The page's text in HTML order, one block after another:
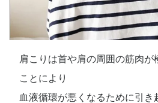
肩こりは首や肩の周囲の筋肉が
ことにより
血液循環が悪くなるために引き